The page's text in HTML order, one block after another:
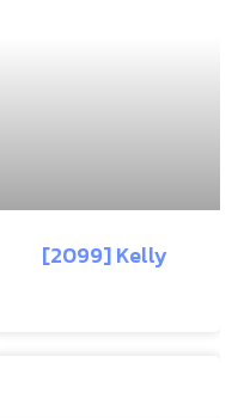
[2099] Kelly